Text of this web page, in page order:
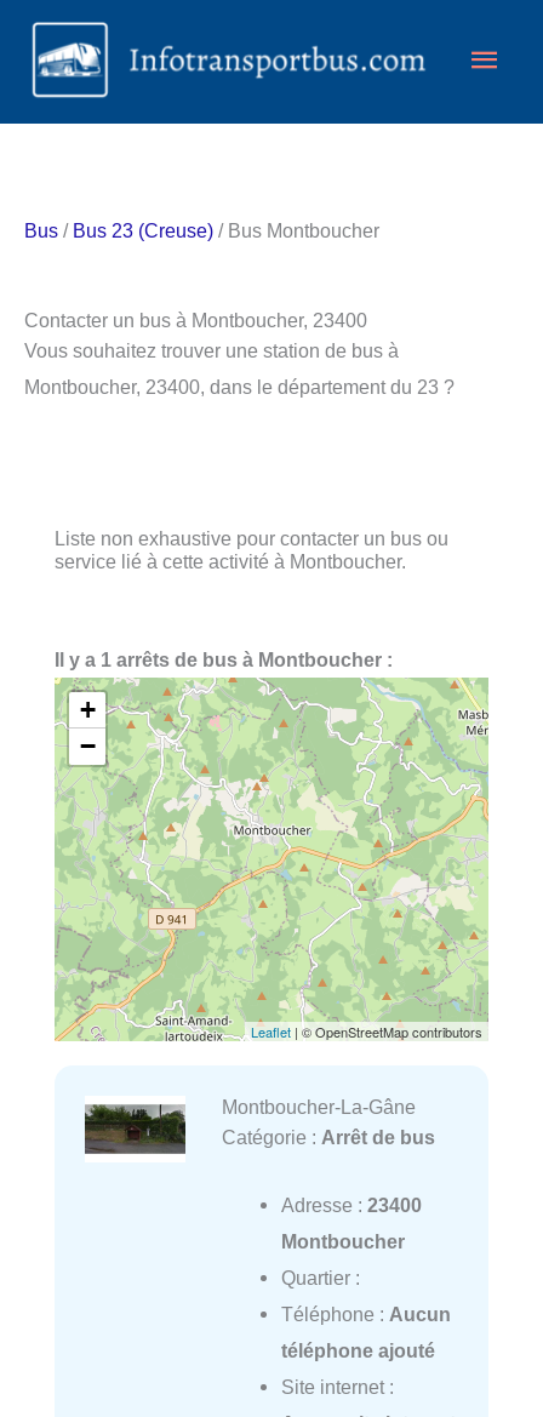
Aller
contenu
Bus / Bus 23 (Creuse) / Bus Montboucher
Contacter un bus à Montboucher, 23400
Vous souhaitez trouver une station de bus à
Montboucher, 23400, dans le département du 23 ?
Liste non exhaustive pour contacter un bus ou
service lié à cette activité à Montboucher.
Il y a 1 arrêts de bus à Montboucher :
+
−
Leaflet | © OpenStreetMap contributors
Montboucher-La-Gâne
Catégorie : Arrêt de bus
Adresse : 23400
Montboucher
Quartier :
Téléphone : Aucun
téléphone ajouté
Site internet :